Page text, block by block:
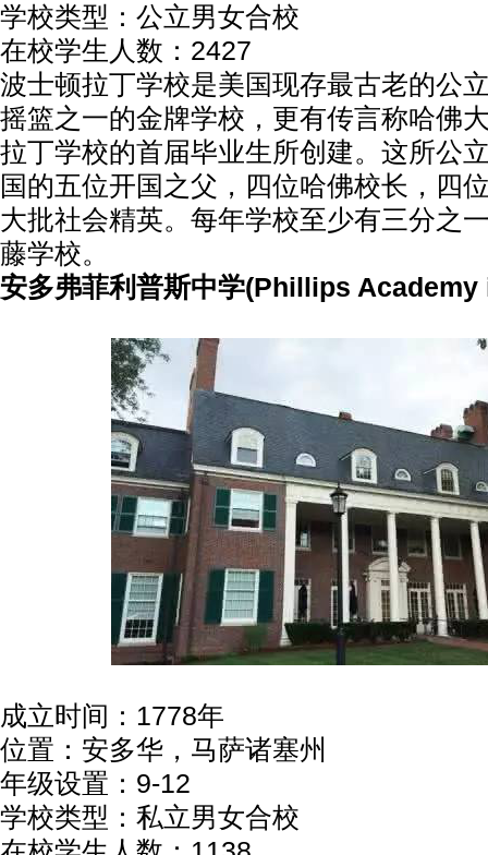
学校类型：公立男女合校
在校学生人数：2427
波士顿拉丁学校是美国现存最古老的公
摇篮之一的金牌学校，更有传言称哈佛
拉丁学校的首届毕业生所创建。这所公
国的五位开国之父，四位哈佛校长，四
大批社会精英。每年学校至少有三分之
藤学校。
安多弗菲利普斯中学(Phillips
成立时间：1778年
位置：安多华，马萨诸塞州
年级设置：9-12
学校类型：私立男女合校